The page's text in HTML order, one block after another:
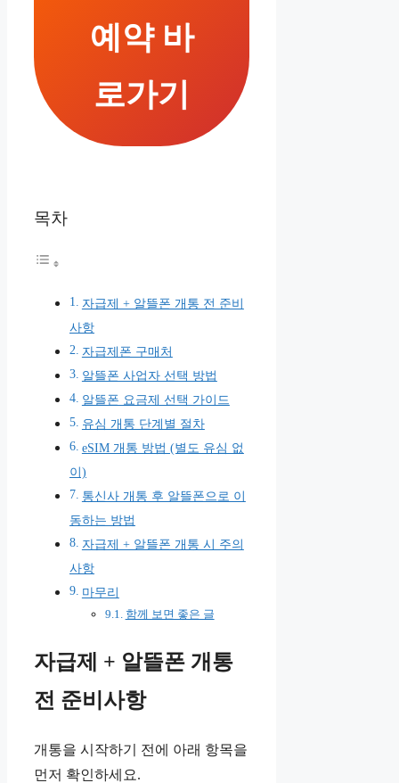
예약 바
로가기
목차
자급제 + 알뜰폰 개통 전 준비
사항
자급제폰 구매처
알뜰폰 사업자 선택 방법
알뜰폰 요금제 선택 가이드
유심 개통 단계별 절차
eSIM 개통 방법 (별도 유심 없
이)
통신사 개통 후 알뜰폰으로 이
동하는 방법
자급제 + 알뜰폰 개통 시 주의
사항
마무리
함께 보면 좋은 글
자급제 + 알뜰폰 개통
전 준비사항
개통을 시작하기 전에 아래 항목을
먼저 확인하세요.